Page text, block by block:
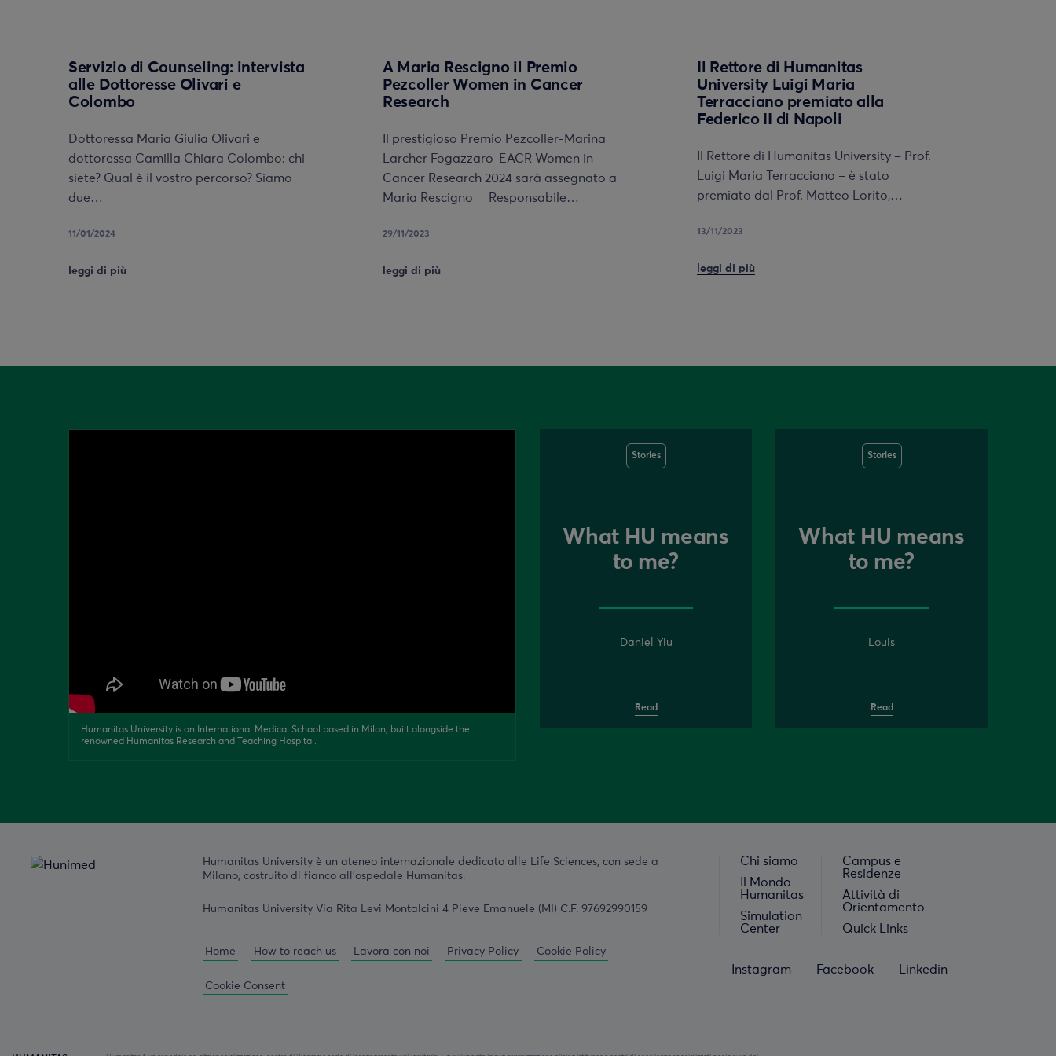
Servizio di Counseling: intervista
alle Dottoresse Olivari e
Colombo
Dottoressa Maria Giulia Olivari e
dottoressa Camilla Chiara Colombo: chi
siete? Qual è il vostro percorso? Siamo
due…
11/01/2024
leggi di più
A Maria Rescigno il Premio
Pezcoller Women in Cancer
Research
Il prestigioso Premio Pezcoller-Marina
Larcher Fogazzaro-EACR Women in
Cancer Research 2024 sarà assegnato a
Maria Rescigno Responsabile…
29/11/2023
leggi di più
Il Rettore di Humanitas
University Luigi Maria
Terracciano premiato alla
Federico II di Napoli
Il Rettore di Humanitas University – Prof.
Luigi Maria Terracciano – è stato
premiato dal Prof. Matteo Lorito,…
13/11/2023
leggi di più
Humanitas University is an International Medical School based in Milan, built alongside the
renowned Humanitas Research and Teaching Hospital.
Stories
What HU means
to me?
Daniel Yiu
Read
Stories
What HU means
to me?
Louis
Read
Humanitas University è un ateneo internazionale dedicato alle Life Sciences, con sede a
Milano, costruito di fianco all'ospedale Humanitas.
Humanitas University Via Rita Levi Montalcini 4 Pieve Emanuele (MI) C.F. 97692990159
Home How to reach us Lavora con noi Privacy Policy Cookie Policy
Cookie Consent
Chi siamo
Il Mondo
Humanitas
Simulation
Center
Campus e
Residenze
Attività di
Orientamento
Quick Links
Instagram Facebook Linkedin